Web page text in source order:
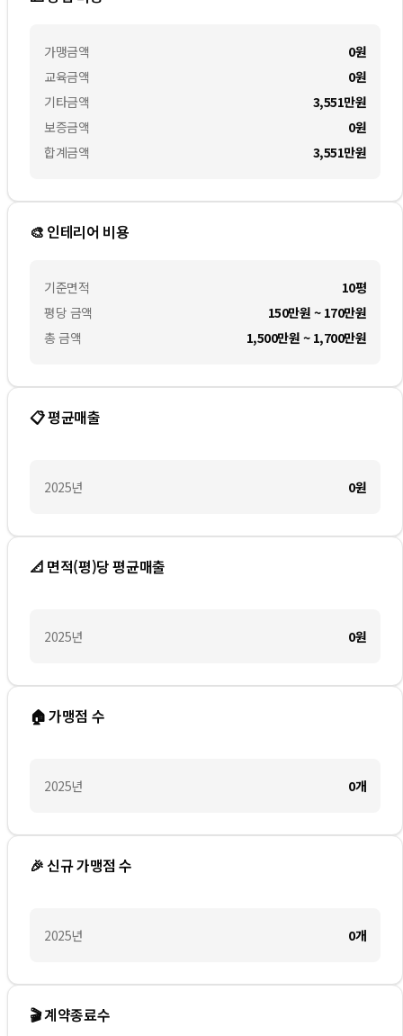
가맹금액
교육금액
기타금액
보증금액
합계금액
0원
0원
3,551만원
0원
3,551만원
🎨 인테리어 비용
기준면적
평당 금액
총 금액
10평
150만원 ~ 170만원
1,500만원 ~ 1,700만원
📋 평균매출
2025년 0원
📐 면적(평)당 평균매출
2025년 0원
🏠 가맹점 수
2025년 0개
🎉 신규 가맹점 수
2025년 0개
🎬 계약종료수